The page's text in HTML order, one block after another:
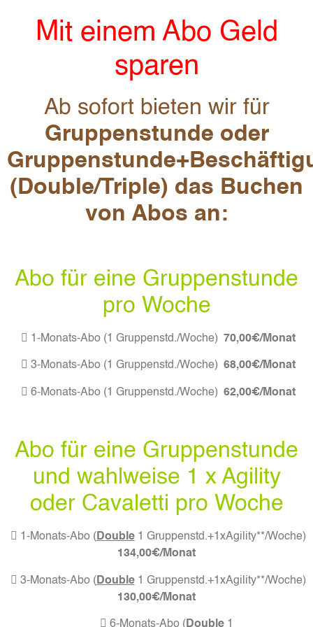
Mit einem Abo Geld
sparen
Ab sofort bieten wir für
Gruppenstunde oder
(Double/Triple) das Buchen
von Abos an:
Abo für eine Gruppenstunde
pro Woche
 1-Monats-Abo (1 Gruppenstd./Woche) 70,00€/Monat
 3-Monats-Abo (1 Gruppenstd./Woche) 68,00€/Monat
 6-Monats-Abo (1 Gruppenstd./Woche) 62,00€/Monat
Abo für eine Gruppenstunde
und wahlweise 1 x Agility
oder Cavaletti pro Woche
 1-Monats-Abo (Double1 Gruppenstd.+1xAgility**/Woche)
134,00€/Monat
 3-Monats-Abo ( Double1 Gruppenstd.+1xAgility**/Woche)
130,00€/Monat
 6-Monats-Abo ( Double1